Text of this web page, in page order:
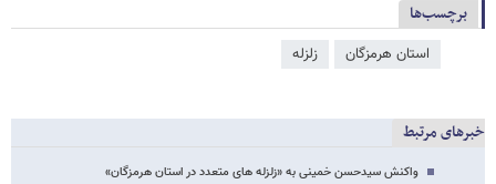
برچسب‌ها
استان هرمزگان زلزله
خبرهای مرتبط
واکنش سیدحسن خمینی به «زلزله های متعدد در استان هرمزگان»